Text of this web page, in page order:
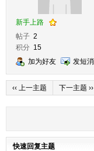
新手上路
帖子 2
积分 15
加为好友
发短
‹‹ 上一主题 下一主题 ››
快速回复主题